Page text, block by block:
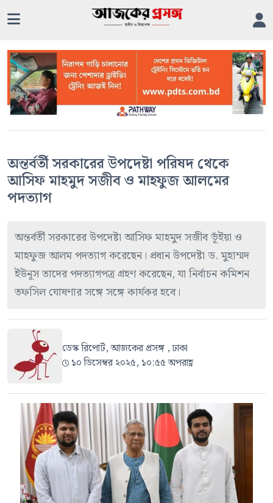
অন্তর্বর্তী সরকারের উপদেষ্টা পরিষদ থেকে
আসিফ মাহমুদ সজীব ও মাহফুজ আলমের
পদত্যাগ
অন্তর্বর্তী সরকারের উপদেষ্টা আসিফ মাহমুদ সজীব ভূঁইয়া ও
মাহফুজ আলম পদত্যাগ করেছেন। প্রধান উপদেষ্টা ড. মুহাম্মদ
ইউনূস তাদের পদত্যাগপত্র গ্রহণ করেছেন, যা নির্বাচন কমিশন
তফসিল ঘোষণার সঙ্গে সঙ্গে কার্যকর হবে।
ডেস্ক রিপোর্ট, আজকের প্রসঙ্গ , ঢাকা
১০ ডিসেম্বর ২০২৫, ১০:৫৫ অপরাহ্ণ